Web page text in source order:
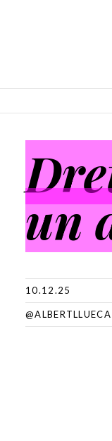
un
10.12.25
@ALBERTLLUECA